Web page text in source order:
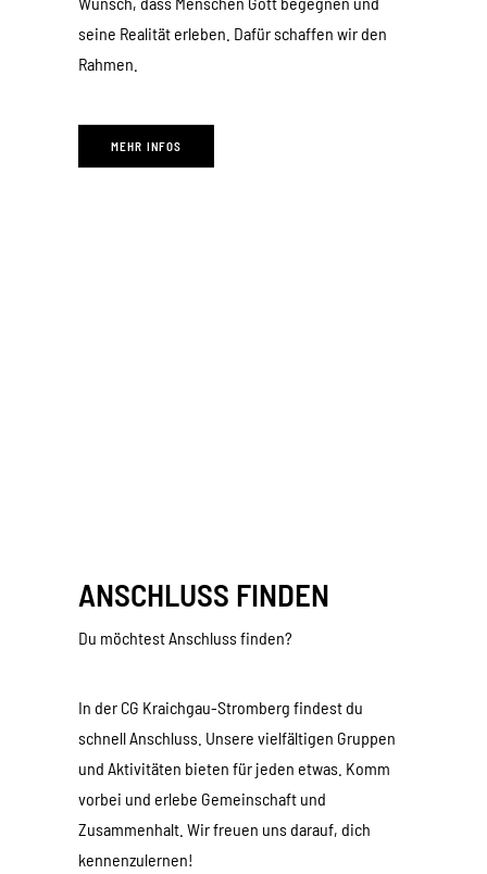
seine Realität erleben. Dafür schaffen wir den
Rahmen.
MEHR INFOS
ANSCHLUSS FINDEN
Du möchtest Anschluss finden?
In der CG Kraichgau-Stromberg findest du
schnell Anschluss. Unsere vielfältigen Gruppen
und Aktivitäten bieten für jeden etwas. Komm
vorbei und erlebe Gemeinschaft und
Zusammenhalt. Wir freuen uns darauf, dich
kennenzulernen!